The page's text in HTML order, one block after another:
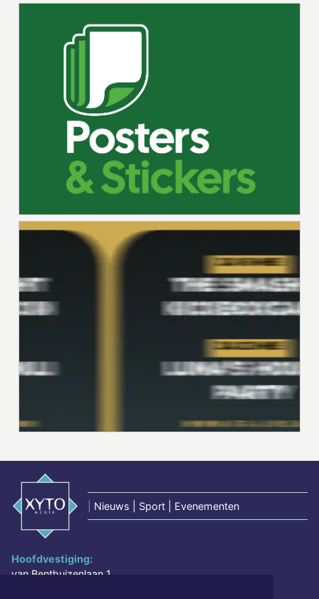
Nieuws | Sport | Evenementen
Hoofdvestiging:
van Benthuizenlaan 1